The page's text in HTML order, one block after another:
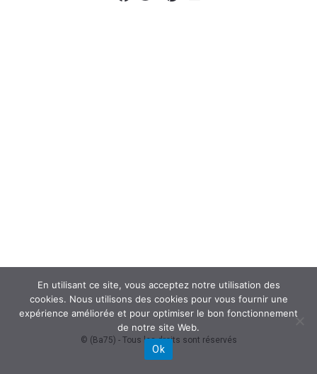
© (Ba75) - Tous les droits sont réservés
En utilisant ce site, vous acceptez notre utilisation des
cookies. Nous utilisons des cookies pour vous fournir une
expérience améliorée et pour optimiser le bon fonctionnement
de notre site Web.
Ok